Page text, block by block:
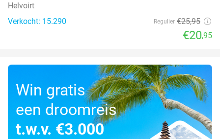
Helvoirt
Verkocht: 15.290
Regulier €25,95
€20,95
Win gratis
een droomreis
t.w.v. €3.000